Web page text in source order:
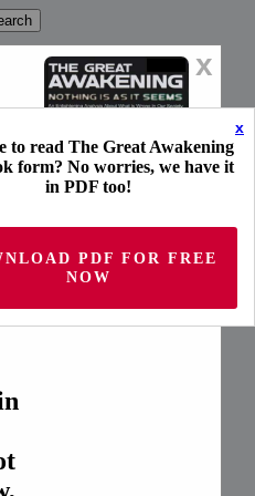
x
to read The Great Awakening
form? No worries, we have it
in PDF too!
PDF FOR FREE
NOW
Call x